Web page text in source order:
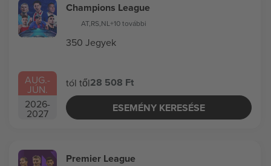
AUG.-
JÚN.
2026-
2027
Champions League
AT,RS,NL+10 további
350 Jegyek
tól től28 508 Ft
ESEMÉNY KERESÉSE
Premier League